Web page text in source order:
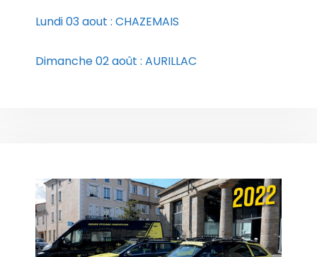
Lundi 03 aout : CHAZEMAIS
Dimanche 02 août : AURILLAC